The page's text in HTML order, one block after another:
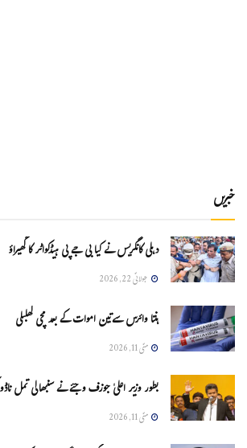
خبریں
دہلی کانگریس نے کیا بی جے پی ہیڈکواٹر کا گھیراؤ
جولائی 22, 2026
ہنتا وائرس سےتین اموات کے بعد مچی کھلبلی
مئی 11, 2026
بطور وزیر اعلیٰ جوزف وجئے نے سنبھالی تمل
مئی 11, 2026